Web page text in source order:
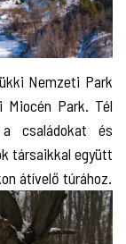
Nemzeti Park
Miocén Park. Tél
családokat és
társaikkal együtt
átívelő túrához.